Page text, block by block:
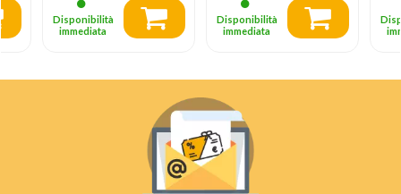
Disponibilità
immediata
Disponibilità
immediata